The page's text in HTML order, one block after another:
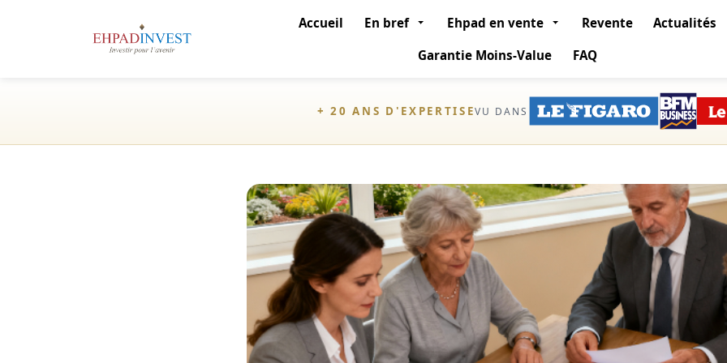
Accueil En bref Ehpad en vente Revente
Actualités
Garantie Moins-Value
FAQ
+ 20 ANS D'EXPERTISEVU DANS